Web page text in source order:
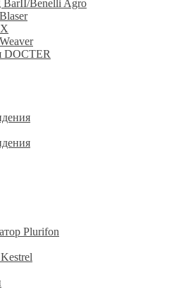
BarII/Benelli Agro
DOCTER
Plurifon